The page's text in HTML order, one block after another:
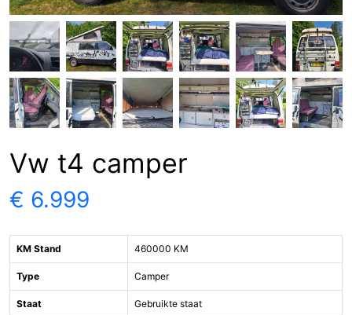
Vw t4 camper
€ 6.999
KM Stand 460000 KM
Type Camper
Staat Gebruikte staat